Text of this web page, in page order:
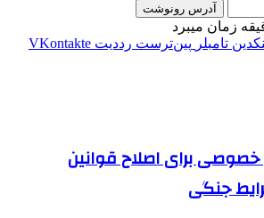
آدرس رونوشت
‫تامبلر ‫پین‌ترست ‫رددیت ‫VKontakte
برای اصلاح قوانین
جنگی